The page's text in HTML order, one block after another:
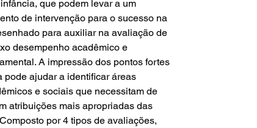
que podem levar a um
de intervenção para o sucesso na
para auxiliar na avaliação de
desempenho acadêmico e
A impressão dos pontos fortes
pode ajudar a identificar áreas
e sociais que necessitam de
atribuições mais apropriadas das
por 4 tipos de avaliações,